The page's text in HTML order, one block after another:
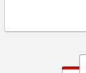
ビジネス・その他